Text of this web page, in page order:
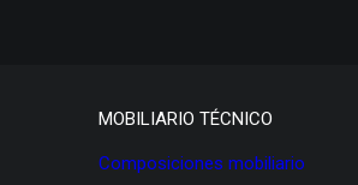
MOBILIARIO TÉCNICO
Composiciones mobiliario